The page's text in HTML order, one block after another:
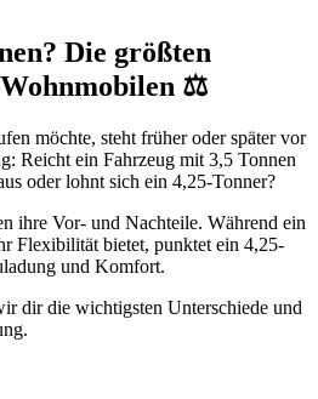
Die größten
⚖️
möchte, steht früher oder später vor
Reicht ein Fahrzeug mit 3,5 Tonnen
oder lohnt sich ein 4,25-Tonner?
ihre Vor- und Nachteile. Während ein
Flexibilität bietet, punktet ein 4,25-
und Komfort.
dir die wichtigsten Unterschiede und